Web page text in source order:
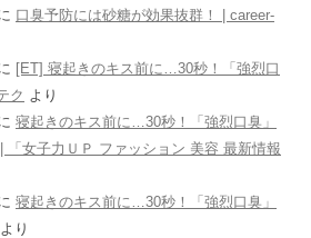
口臭予防には砂糖が効果抜群！ | career-
[ET] 寝起きのキス前に…30秒！「強烈口
ク より
寝起きのキス前に…30秒！「強烈口臭」
「女子力ＵＰ ファッション 美容 最新情報
寝起きのキス前に…30秒！「強烈口臭」
より